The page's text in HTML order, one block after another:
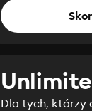
Dla tych, którzy